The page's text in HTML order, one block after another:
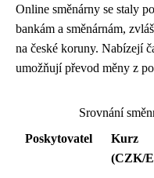
Online směnárny se staly
bankám a směnárnám,
na české koruny. Nabízejí
umožňují převod měny z
Srovnání
Poskytovatel
Kurz
(CZK/